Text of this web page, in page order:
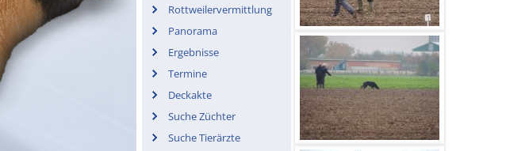
Rottweilervermittlung
Panorama
Ergebnisse
Termine
Deckakte
Suche Züchter
Suche Tierärzte